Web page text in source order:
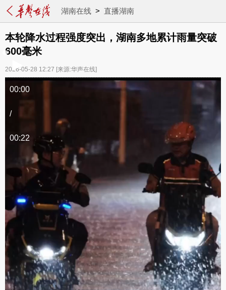
湖南在线> 直播湖南
本轮降水过程强度突出，湖南多地累计雨量突破
600毫米
2026-05-28 12:27 [来源:华声在线]
00:00
/
00:22